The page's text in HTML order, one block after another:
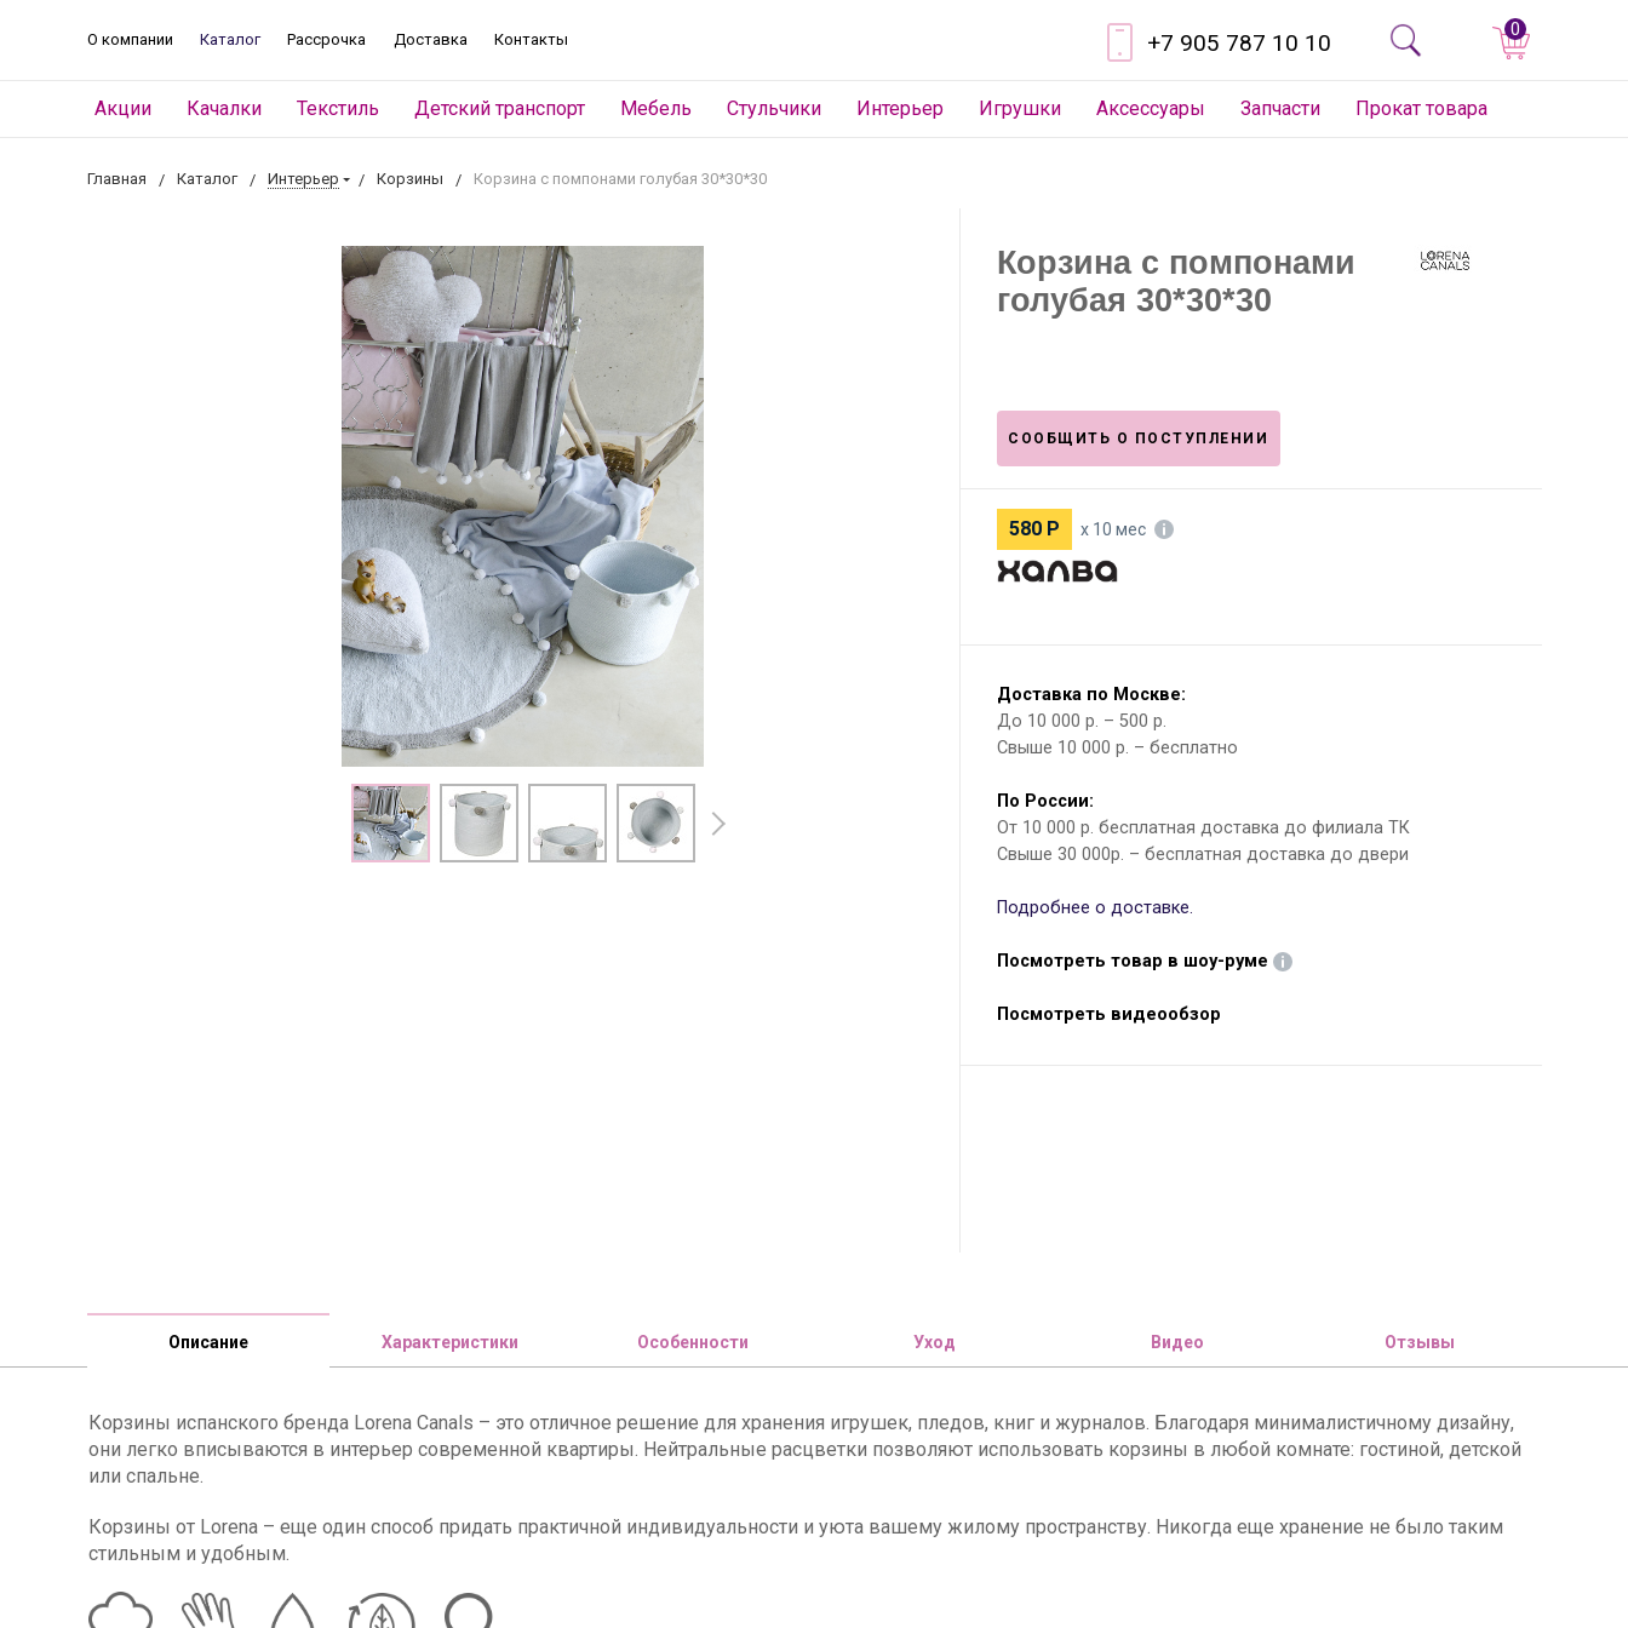
О компании Каталог Рассрочка Доставка Контакты +7 905 787 10 10 0
Акции Качалки Текстиль Детский транспорт Мебель Стульчики Интерьер Игрушки Аксессуары Запчасти Прокат товара
Главная Каталог Интерьер Корзины Корзина с помпонами голубая 30*30*30
Корзина с помпонами
голубая 30*30*30
СООБЩИТЬ О ПОСТУПЛЕНИИ
580 Р х 10 мес
Доставка по Москве:
До 10 000 р. – 500 р.
Свыше 10 000 р. – бесплатно
По России:
От 10 000 р. бесплатная доставка до филиала ТК
Свыше 30 000р. – бесплатная доставка до двери
Подробнее о доставке.
Посмотреть товар в шоу-руме
Посмотреть видеообзор
Описание Характеристики Особенности Уход Видео Отзывы
Корзины испанского бренда Lorena Canals – это отличное решение для хранения игрушек, пледов, книг и журналов. Благодаря минималистичному дизайну,
они легко вписываются в интерьер современной квартиры. Нейтральные расцветки позволяют использовать корзины в любой комнате: гостиной, детской
или спальне.
Корзины от Lorena – еще один способ придать практичной индивидуальности и уюта вашему жилому пространству. Никогда еще хранение не было таким
стильным и удобным.